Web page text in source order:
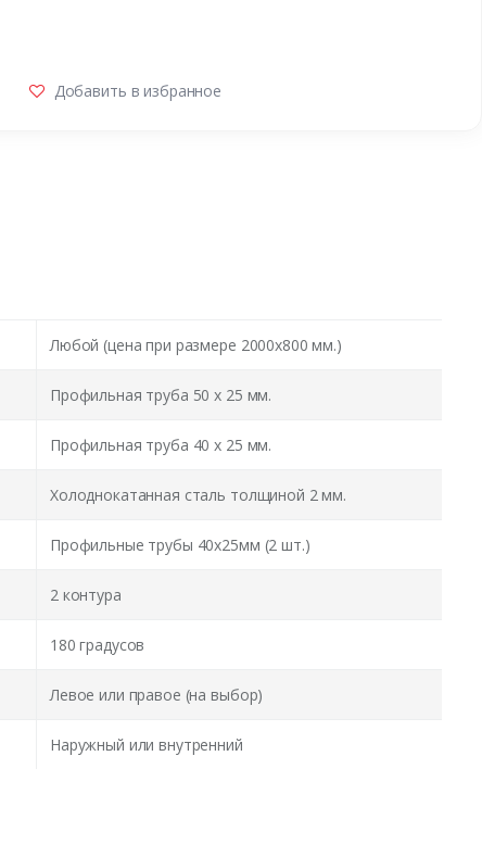
Добавить в избранное
Любой (цена при размере 2000x800 мм.)
Профильная труба 50 х 25 мм.
Профильная труба 40 х 25 мм.
Холоднокатанная сталь толщиной 2 мм.
Профильные трубы 40х25мм (2 шт.)
2 контура
180 градусов
Левое или правое (на выбор)
Наружный или внутренний